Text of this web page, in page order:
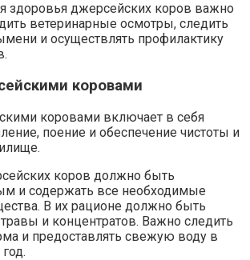
здоровья джерсейских коров важно
ветеринарные осмотры, следить
и осуществлять профилактику
коровами
коровами включает в себя
поение и обеспечение чистоты и
коров должно быть
и содержать все необходимые
В их рационе должно быть
травы и концентратов. Важно следить
и предоставлять свежую воду в